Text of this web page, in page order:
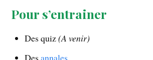
Pour s’entrainer
Des quiz(A venir)
Desannales